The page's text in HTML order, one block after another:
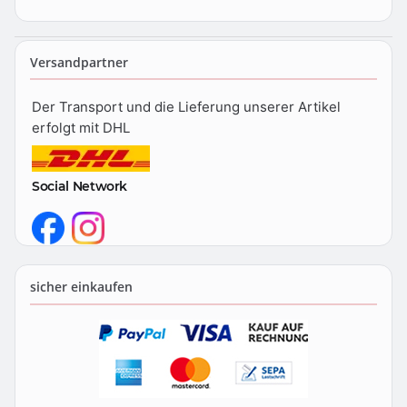
Versandpartner
Der Transport und die Lieferung unserer Artikel
erfolgt mit DHL
Social Network
sicher einkaufen